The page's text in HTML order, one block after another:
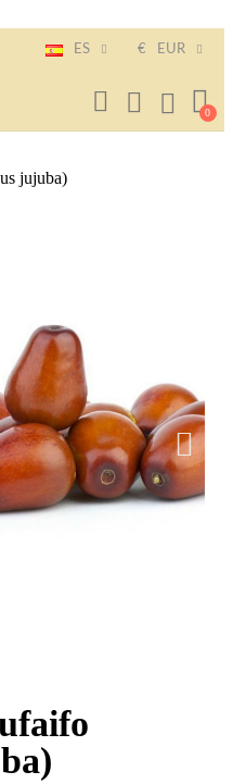
ES € EUR
jujuba)